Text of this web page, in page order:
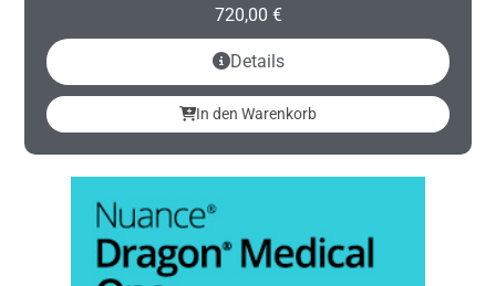
720,00 €
Details
In den Warenkorb